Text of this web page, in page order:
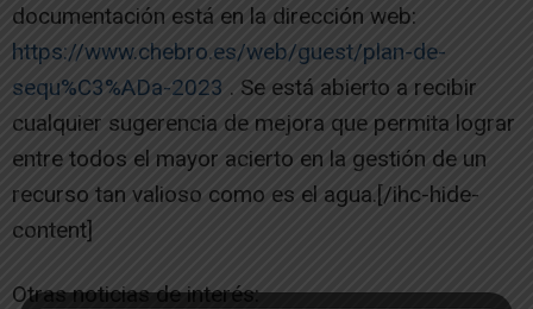
documentación está en la dirección web:
https://www.chebro.es/web/guest/plan-de-
sequ%C3%ADa-2023 . Se está abierto a recibir
cualquier sugerencia de mejora que permita lograr
entre todos el mayor acierto en la gestión de un
recurso tan valioso como es el agua.[/ihc-hide-
content]
Otras noticias de interés: